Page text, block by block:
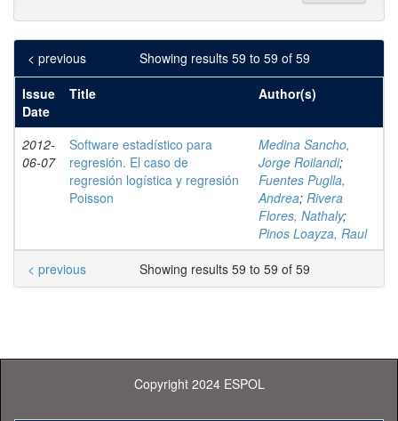
Showing results 59 to 59 of 59
< previous
Issue
Date
Title Author(s)
2012-
06-07
Software estadístico para
regresión. El caso de
regresión logística y regresión
Poisson
Medina Sancho,
Jorge Roilandi;
Fuentes Puglla,
Andrea; Rivera
Flores, Nathaly;
Pinos Loayza, Raul
Showing results 59 to 59 of 59
< previous
Copyright 2024 ESPOL